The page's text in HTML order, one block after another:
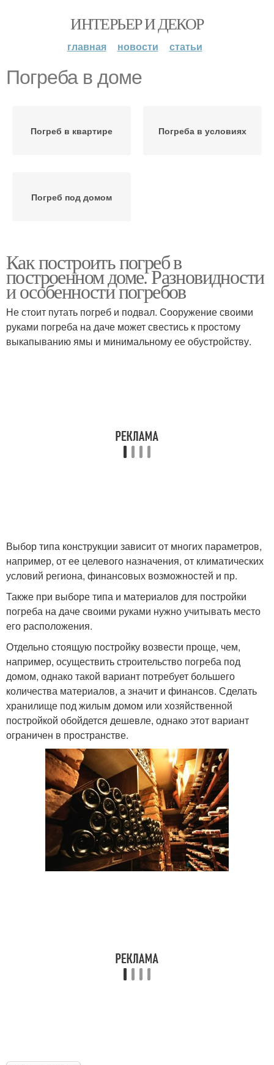
ИНТЕРЬЕР И ДЕКОР
главная новости статьи
Погреба в доме
Погреб в квартире Погреба в условиях
Погреб под домом
Как построить погреб в
построенном доме. Разновидности
и особенности погребов
Не стоит путать погреб и подвал. Сооружение своими
руками погреба на даче может свестись к простому
выкапыванию ямы и минимальному ее обустройству.
Выбор типа конструкции зависит от многих параметров,
например, от ее целевого назначения, от климатических
условий региона, финансовых возможностей и пр.
Также при выборе типа и материалов для постройки
погреба на даче своими руками нужно учитывать место
его расположения.
Отдельно стоящую постройку возвести проще, чем,
например, осуществить строительство погреба под
домом, однако такой вариант потребует большего
количества материалов, а значит и финансов. Сделать
хранилище под жилым домом или хозяйственной
постройкой обойдется дешевле, однако этот вариант
ограничен в пространстве.